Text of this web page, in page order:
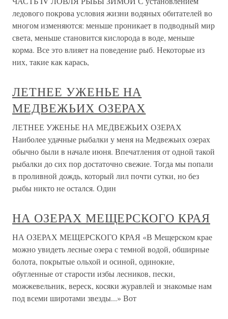
ледового покрова условия жизни водяных обитателей во
многом изменяются: меньше проникает в подводный мир
света, меньше становится кислорода в воде, меньше
корма. Все это влияет на поведение рыб. Некоторые из
них, такие как карась,
ЛЕТНЕЕ УЖЕНЬЕ НА
МЕДВЕЖЬИХ ОЗЕРАХ
ЛЕТНЕЕ УЖЕНЬЕ НА МЕДВЕЖЬИХ ОЗЕРАХ
Наиболее удачные рыбалки у меня на Медвежьих озерах
обычно были в начале июня. Впечатления от одной такой
рыбалки до сих пор достаточно свежие. Тогда мы попали
в проливной дождь, который лил почти сутки, но без
рыбы никто не остался. Один
НА ОЗЕРАХ МЕЩЕРСКОГО КРАЯ
НА ОЗЕРАХ МЕЩЕРСКОГО КРАЯ «В Мещерском крае
можно увидеть лесные озера с темной водой, обширные
болота, покрытые ольхой и осиной, одинокие,
обугленные от старости избы лесников, пески,
можжевельник, вереск, косяки журавлей и знакомые нам
под всеми широтами звезды...» Вот